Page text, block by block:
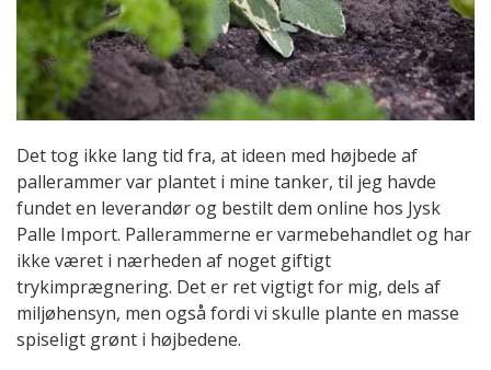
Det tog ikke lang tid fra, at ideen med højbede af
pallerammer var plantet i mine tanker, til jeg havde
fundet en leverandør og bestilt dem online hos Jysk
Palle Import. Pallerammerne er varmebehandlet og har
ikke været i nærheden af noget giftigt
trykimprægnering. Det er ret vigtigt for mig, dels af
miljøhensyn, men også fordi vi skulle plante en masse
spiseligt grønt i højbedene.